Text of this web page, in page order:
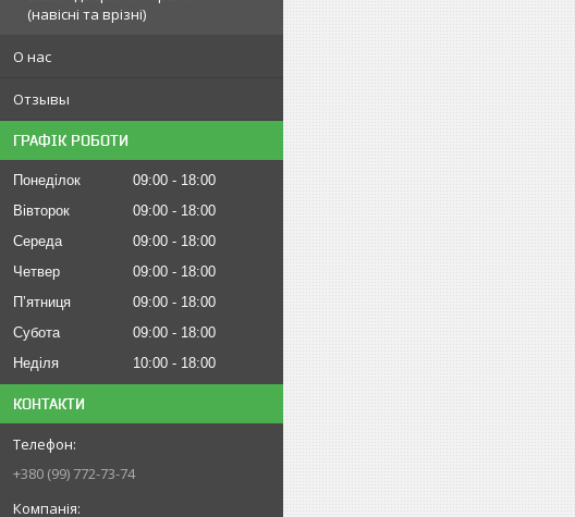
(навісні та врізні)
О нас
Отзывы
ГРАФІК РОБОТИ
Понеділок 09:00
18:00
Вівторок
09:00
18:00
Середа
09:00
18:00
Четвер
09:00
18:00
Пʼятниця
09:00
18:00
Субота
09:00
18:00
Неділя
10:00 18:00
КОНТАКТИ
+380 (99) 772-73-74